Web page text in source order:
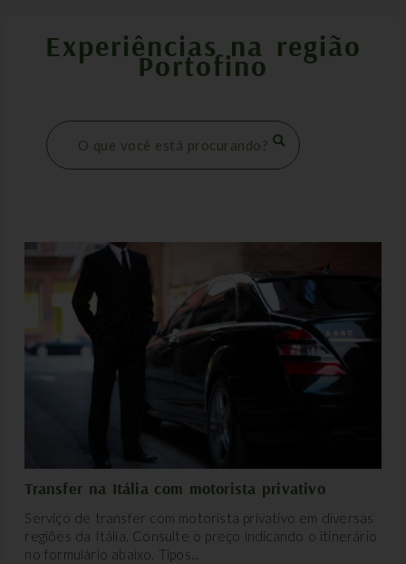
Experiências na região
Portofino
Transfer na Itália com motorista privativo
Serviço de transfer com motorista privativo em diversas
regiões da Itália. Consulte o preço indicando o itinerário
no formulário abaixo. Tipos...